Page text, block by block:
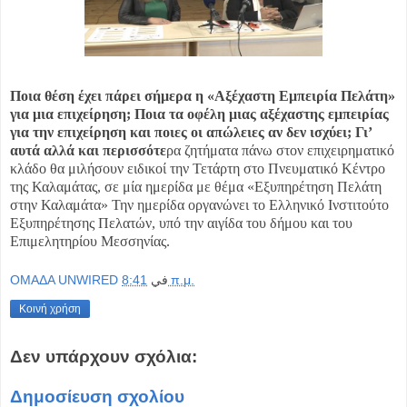
Ποια θέση έχει πάρει σήμερα η «Αξέχαστη Εμπειρία Πελάτη»
για μια επιχείρηση; Ποια τα οφέλη μιας αξέχαστης εμπειρίας
για την επιχείρηση και ποιες οι απώλειες αν δεν ισχύει; Γι’
αυτά αλλά και περισσότερα ζητήματα πάνω στον επιχειρηματικό
κλάδο θα μιλήσουν ειδικοί την Τετάρτη στο Πνευματικό Κέντρο
της Καλαμάτας, σε μία ημερίδα με θέμα «Εξυπηρέτηση Πελάτη
στην Καλαμάτα» Την ημερίδα οργανώνει το Ελληνικό Ινστιτούτο
Εξυπηρέτησης Πελατών, υπό την αιγίδα του δήμου και του
Επιμελητηρίου Μεσσηνίας.
OMAΔΑ UNWIRED في 8:41 π.μ.
Κοινή χρήση
Δεν υπάρχουν σχόλια:
Δημοσίευση σχολίου